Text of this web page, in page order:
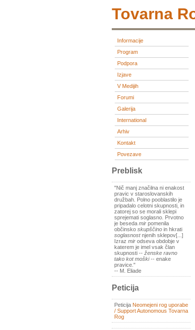
Tovarna
Informacije
Program
Podpora
Izjave
V Medijih
Forumi
Galerija
International
Arhiv
Kontakt
Povezave
Preblisk
"Nič manj značilna ni enakost
pravic v staroslovanskih
družbah. Polno pooblastilo je
pripadalo celotni skupnosti, in
zatorej so se morali sklepi
sprejemati soglasno. Prvotno
je beseda mir pomenila
občinsko skupščino in hkrati
soglasnostnjenih sklepov[...]
Izraz mir odseva obdobje v
katerem je imel vsak član
skupnosti -- ženske ravno
tako kot moški-- enake
pravice."
-- M. Eliade
Peticija
Peticija Neomejeni rog uporabe
/ Support Autonomous Tovarna
Rog